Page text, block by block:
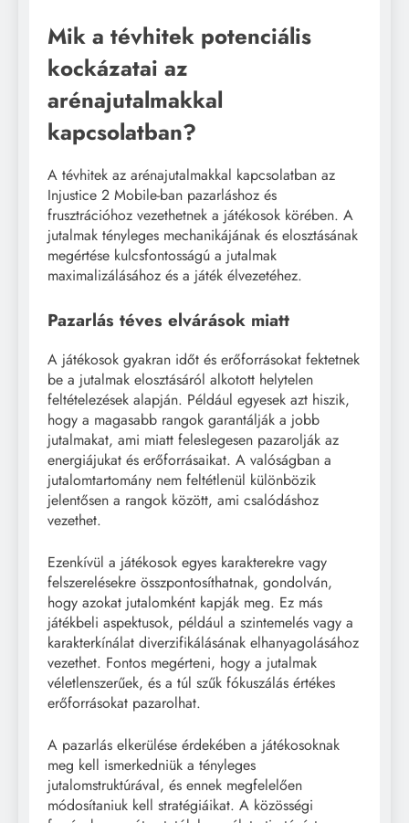
Mik a tévhitek potenciális
kockázatai az
arénajutalmakkal
kapcsolatban?
A tévhitek az arénajutalmakkal kapcsolatban az
Injustice 2 Mobile-ban pazarláshoz és
frusztrációhoz vezethetnek a játékosok körében. A
jutalmak tényleges mechanikájának és elosztásának
megértése kulcsfontosságú a jutalmak
maximalizálásához és a játék élvezetéhez.
Pazarlás téves elvárások miatt
A játékosok gyakran időt és erőforrásokat fektetnek
be a jutalmak elosztásáról alkotott helytelen
feltételezések alapján. Például egyesek azt hiszik,
hogy a magasabb rangok garantálják a jobb
jutalmakat, ami miatt feleslegesen pazarolják az
energiájukat és erőforrásaikat. A valóságban a
jutalomtartomány nem feltétlenül különbözik
jelentősen a rangok között, ami csalódáshoz
vezethet.
Ezenkívül a játékosok egyes karakterekre vagy
felszerelésekre összpontosíthatnak, gondolván,
hogy azokat jutalomként kapják meg. Ez más
játékbeli aspektusok, például a szintemelés vagy a
karakterkínálat diverzifikálásának elhanyagolásához
vezethet. Fontos megérteni, hogy a jutalmak
véletlenszerűek, és a túl szűk fókuszálás értékes
erőforrásokat pazarolhat.
A pazarlás elkerülése érdekében a játékosoknak
meg kell ismerkedniük a tényleges
jutalomstruktúrával, és ennek megfelelően
módosítaniuk kell stratégiáikat. A közösségi